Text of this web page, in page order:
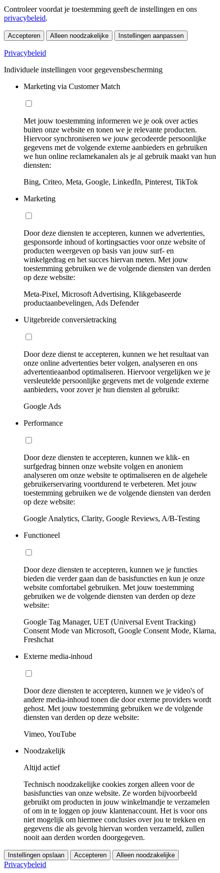
Controleer voordat je toestemming geeft de instellingen en ons
privacybeleid.
Accepteren Alleen noodzakelijke Instellingen aanpassen
Privacybeleid
Individuele instellingen voor gegevensbescherming
Marketing via Customer Match
Met jouw toestemming informeren we je ook over acties
buiten onze website en tonen we je relevante producten.
Hiervoor synchroniseren we jouw gecodeerde persoonlijke
gegevens met de volgende externe aanbieders en gebruiken
we hun online reclamekanalen als je al gebruik maakt van hun
diensten:
Bing, Criteo, Meta, Google, LinkedIn, Pinterest, TikTok
Marketing
Door deze diensten te accepteren, kunnen we advertenties,
gesponsorde inhoud of kortingsacties voor onze website of
producten weergeven op basis van jouw surf- en
winkelgedrag en het succes hiervan meten. Met jouw
toestemming gebruiken we de volgende diensten van derden
op deze website:
Meta-Pixel, Microsoft Advertising, Klikgebaseerde
productaanbevelingen, Ads Defender
Uitgebreide conversietracking
Door deze dienst te accepteren, kunnen we het resultaat van
onze online advertenties beter volgen, analyseren en ons
advertentieaanbod optimaliseren. Hiervoor vergelijken we je
versleutelde persoonlijke gegevens met de volgende externe
aanbieders, voor zover je hun diensten al gebruikt:
Google Ads
Performance
Door deze diensten te accepteren, kunnen we klik- en
surfgedrag binnen onze website volgen en anoniem
analyseren om onze website te optimaliseren en de algehele
gebruikerservaring voortdurend te verbeteren. Met jouw
toestemming gebruiken we de volgende diensten van derden
op deze website:
Google Analytics, Clarity, Google Reviews, A/B-Testing
Functioneel
Door deze diensten te accepteren, kunnen we je functies
bieden die verder gaan dan de basisfuncties en kun je onze
website comfortabel gebruiken. Met jouw toestemming
gebruiken we de volgende diensten van derden op deze
website:
Google Tag Manager, UET (Universal Event Tracking)
Consent Mode van Microsoft, Google Consent Mode, Klarna,
Freshchat
Externe media-inhoud
Door deze diensten te accepteren, kunnen we je video's of
andere media-inhoud tonen die door externe providers wordt
gehost. Met jouw toestemming gebruiken we de volgende
diensten van derden op deze website:
Vimeo, YouTube
Noodzakelijk
Altijd actief
Technisch noodzakelijke cookies zorgen alleen voor de
basisfuncties van onze website. Ze worden bijvoorbeeld
gebruikt om producten in jouw winkelmandje te verzamelen
of om in te loggen op jouw klantenaccount. Het is voor ons
niet mogelijk om hiermee conclusies over jou te trekken en
gegevens die als gevolg hiervan worden verzameld, zullen
nooit aan derden worden doorgegeven.
Instellingen opslaan Accepteren Alleen noodzakelijke
Privacybeleid